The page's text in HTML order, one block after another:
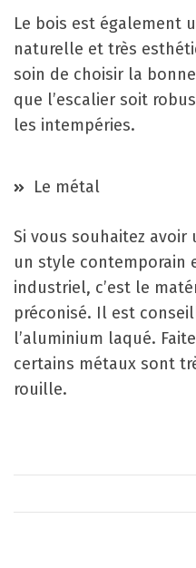
Le bois est également
naturelle et très
soin de choisir la
que l’escalier soit
les intempéries.
Le métal
Si vous souhaitez
un style contemporain
industriel, c’est le
préconisé. Il est
l’aluminium laqué.
certains métaux sont
rouille.